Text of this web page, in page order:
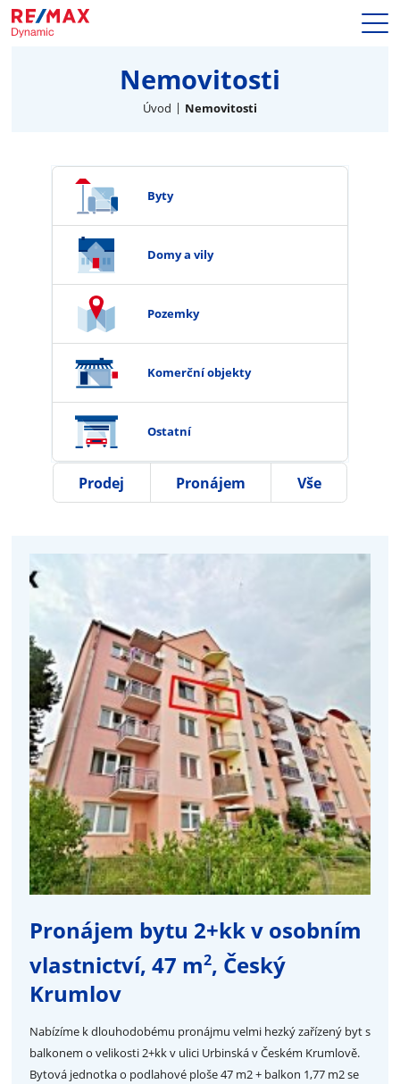
Naše služby
Nemovitosti
Kontakty
Nemovitosti
Úvod Nemovitosti
Byty
Domy a vily
Pozemky
Komerční objekty
Ostatní
Prodej Pronájem Vše
Pronájem bytu 2+kk v osobním
vlastnictví, 47 m2, Český
Krumlov
Nabízíme k dlouhodobému pronájmu velmi hezký zařízený byt s
balkonem o velikosti 2+kk v ulici Urbinská v Českém Krumlově.
Bytová jednotka o podlahové ploše 47 m2 + balkon 1,77 m2 se